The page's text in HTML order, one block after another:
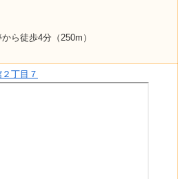
ら徒歩4分（250m）
丁目７